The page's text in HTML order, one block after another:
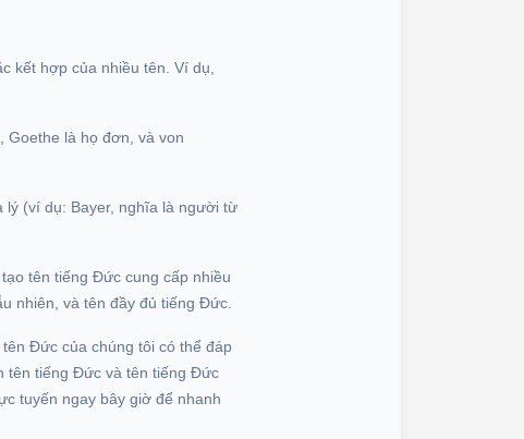
kết hợp của nhiều tên. Ví dụ,
Goethe là họ đơn, và von
lý (ví dụ: Bayer, nghĩa là người từ
tên tiếng Đức cung cấp nhiều
nhiên, và tên đầy đủ tiếng Đức.
Đức của chúng tôi có thể đáp
tên tiếng Đức và tên tiếng Đức
tuyến ngay bây giờ để nhanh